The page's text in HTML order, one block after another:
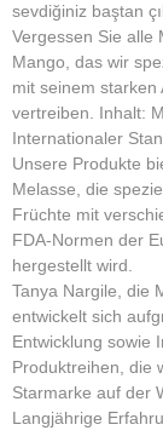
sevdiğiniz baştan
Vergessen Sie alle
Mango, das wir
mit seinem
vertreiben. Inhalt:
Internationaler
Unsere Produkte
Melasse, die
Früchte mit
FDA-Normen der
hergestellt wird.
Tanya Nargile, die
entwickelt sich
Entwicklung sowie
Produktreihen, die
Starmarke auf der
Langjährige